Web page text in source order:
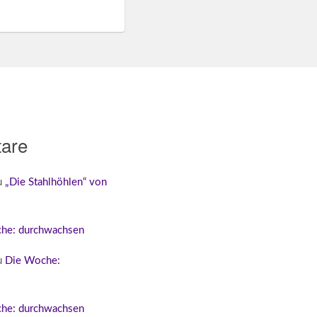
„Die Stahlhöhlen“ von
durchwachsen
Die Woche:
durchwachsen